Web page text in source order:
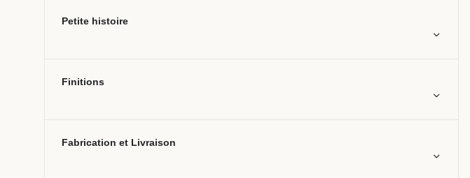
Petite histoire
Finitions
Fabrication et Livraison